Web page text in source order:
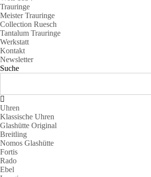
Trauringe
Meister Trauringe
Collection Ruesch
Tantalum Trauringe
Werkstatt
Kontakt
Newsletter
Suche
Uhren
Klassische Uhren
Glashütte Original
Breitling
Nomos Glashütte
Fortis
Rado
Ebel